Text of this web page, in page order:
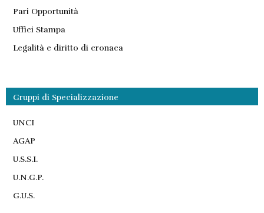
Pari Opportunità
Uffici Stampa
Legalità e diritto di cronaca
Gruppi di Specializzazione
UNCI
AGAP
U.S.S.I.
U.N.G.P.
G.U.S.